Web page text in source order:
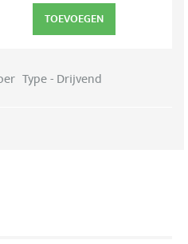
TOEVOEGEN
Type - Drijvend